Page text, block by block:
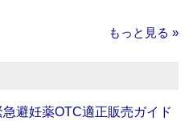
もっと見る »
急避妊薬OTC適正販売ガイド